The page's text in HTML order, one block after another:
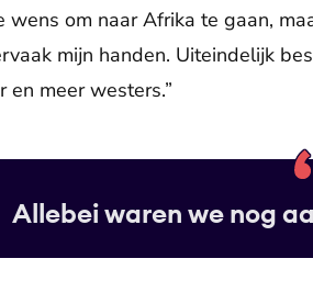
om naar Afrika te gaan,
mijn handen. Uiteindelijk
en meer westers.”
Allebei waren we nog